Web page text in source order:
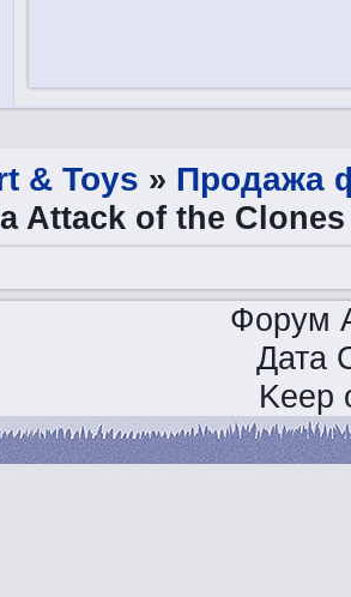
& Toys » Продажа
Attack of the
Форум
Дата
Keep